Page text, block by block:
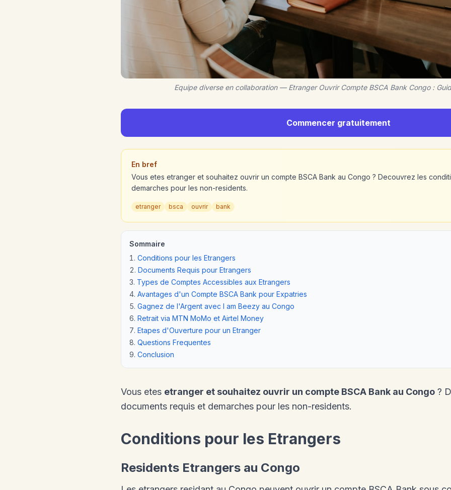
Equipe diverse en collaboration — Etranger Ouvrir Compte BSCA Bank Congo :
Commencer gratuitement
En bref
Vous etes etranger et souhaitez ouvrir un compte BSCA Bank au Congo ? Decouvrez les
demarches pour les non-residents.
etranger bsca ouvrir bank
Sommaire
Conditions pour les Etrangers
Documents Requis pour Etrangers
Types de Comptes Accessibles aux Etrangers
Avantages d'un Compte BSCA Bank pour Expatries
Gagnez de l'Argent avec I am Beezy au Congo
Retrait via MTN MoMo et Airtel Money
Etapes d'Ouverture pour un Etranger
Questions Frequentes
Conclusion
Vous etes etranger et souhaitez ouvrir un compte BSCA Bank au Congo ?
documents requis et demarches pour les non-residents.
Conditions pour les Etrangers
Residents Etrangers au Congo